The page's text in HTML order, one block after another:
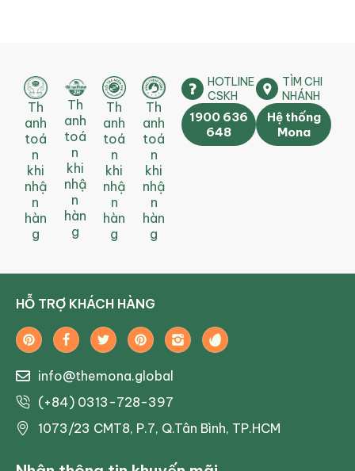
Th
anh
toá
n
khi
nhậ
n
hàn
g
Th
anh
toá
n
khi
nhậ
n
hàn
g
Th
anh
toá
n
khi
nhậ
n
hàn
g
Th
anh
toá
n
khi
nhậ
n
hàn
g
HOTLINE
CSKH
1900 636
648
TÌM CHI
NHÁNH
Hệ thống
Mona
HỖ TRỢ KHÁCH HÀNG
info@themona.global
(+84) 0313-728-397
1073/23 CMT8, P.7, Q.Tân Bình, TP.HCM